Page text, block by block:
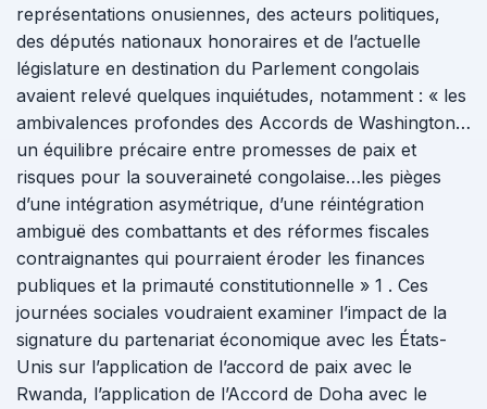
représentations onusiennes, des acteurs politiques,
des députés nationaux honoraires et de l’actuelle
législature en destination du Parlement congolais
avaient relevé quelques inquiétudes, notamment : « les
ambivalences profondes des Accords de Washington…
un équilibre précaire entre promesses de paix et
risques pour la souveraineté congolaise…les pièges
d’une intégration asymétrique, d’une réintégration
ambiguë des combattants et des réformes fiscales
contraignantes qui pourraient éroder les finances
publiques et la primauté constitutionnelle » 1 . Ces
journées sociales voudraient examiner l’impact de la
signature du partenariat économique avec les États-
Unis sur l’application de l’accord de paix avec le
Rwanda, l’application de l’Accord de Doha avec le